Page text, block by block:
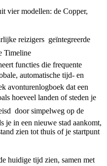
vier modellen: de Copper,
reizigers  geïntegreerde
functies die frequente
automatische tijd- en
avonturenlogboek dat een
hoeveel landen of steden je
 door simpelweg op de
je in een nieuwe stad aankomt,
zien tot thuis of je startpunt
huidige tijd zien, samen met